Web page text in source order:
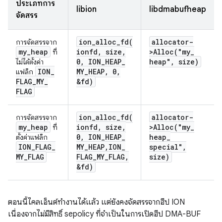
ประเภทการ
จัดสรร
libion libdmabufheap
การจัดสรรจาก
my_heap ที่
ไม่ได้ตั้งค่า
แฟล็ก
ION_
FLAG_MY_
FLAG
ion_alloc_fd(
ionfd , size ,
0, ION_HEAP_
MY_HEAP, 0,
&fd)
allocator-
>Alloc( "my_
heap" , size)
การจัดสรรจาก
my_heap ที่
ตั้งค่าแฟล็ก
ION_FLAG_
MY_FLAG
ion_alloc_fd(
ionfd , size ,
0, ION_HEAP_
MY_HEAP, ION_
FLAG_MY_FLAG ,
&fd)
allocator-
>Alloc( "my_
heap_
special" ,
size)
ตอนนี้ไคลเอ็นต์ทำงานได้แล้ว แต่ยังคงจัดสรรจากฮีป ION
เนื่องจากไม่มีสิทธิ์ sepolicy ที่จำเป็นในการเปิดฮีป DMA-BUF